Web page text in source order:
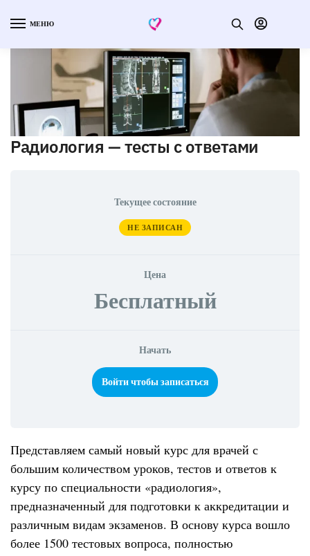
МЕНЮ
Радиология — тесты с ответами
Текущее состояние
НЕ ЗАПИСАН
Цена
Бесплатный
Начать
Войти чтобы записаться
Представляем самый новый курс для врачей с
большим количеством уроков, тестов и ответов к
курсу по специальности «радиология»,
предназначенный для подготовки к аккредитации и
различным видам экзаменов. В основу курса вошло
более 1500 тестовых вопроса, полностью